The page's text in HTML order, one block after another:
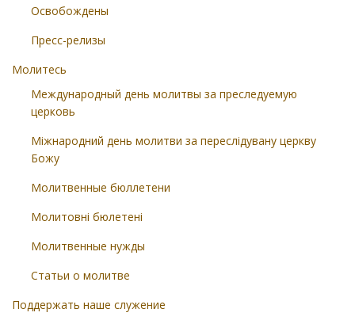
Освобождены
Пресс-релизы
Молитесь
Международный день молитвы за преследуемую
церковь
Міжнародний день молитви за переслідувану церкву
Божу
Молитвенные бюллетени
Молитовні бюлетені
Молитвенные нужды
Статьи о молитве
Поддержать наше служение